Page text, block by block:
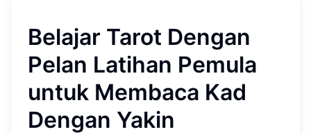
Belajar Tarot Dengan
Pelan Latihan Pemula
untuk Membaca Kad
Dengan Yakin